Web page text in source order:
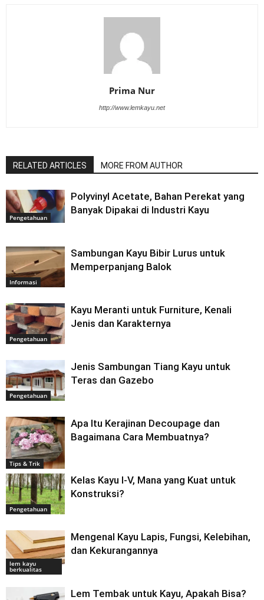
Prima Nur
http://www.lemkayu.net
RELATED ARTICLES MORE FROM AUTHOR
Pengetahuan
Polyvinyl Acetate, Bahan Perekat yang
Banyak Dipakai di Industri Kayu
Informasi
Sambungan Kayu Bibir Lurus untuk
Memperpanjang Balok
Pengetahuan
Kayu Meranti untuk Furniture, Kenali
Jenis dan Karakternya
Pengetahuan
Jenis Sambungan Tiang Kayu untuk
Teras dan Gazebo
Tips & Trik
Apa Itu Kerajinan Decoupage dan
Bagaimana Cara Membuatnya?
Pengetahuan
Kelas Kayu I-V, Mana yang Kuat untuk
Konstruksi?
lem kayu
berkualitas
Mengenal Kayu Lapis, Fungsi, Kelebihan,
dan Kekurangannya
Lem Tembak untuk Kayu, Apakah Bisa?